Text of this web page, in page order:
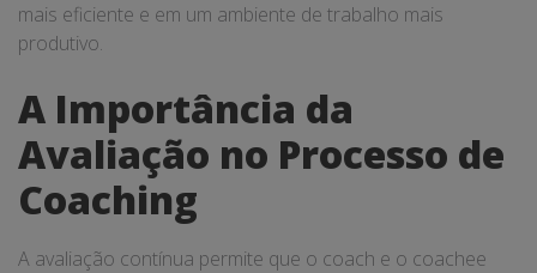
mais eficiente e em um ambiente de trabalho mais
produtivo.
A Importância da
Avaliação no Processo de
Coaching
A avaliação contínua permite que o coach e o coachee